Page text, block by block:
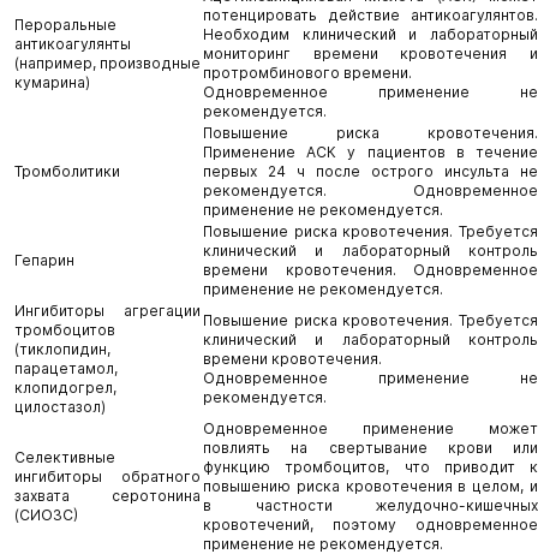
Пероральные
антикоагулянты
(например, производные
кумарина)
потенцировать действие антикоагулянтов.
Необходим клинический и лабораторный
мониторинг времени кровотечения и
протромбинового времени.
Одновременное применение не
рекомендуется.
Тромболитики
Повышение риска кровотечения.
Применение АСК у пациентов в течение
первых 24 ч после острого инсульта не
рекомендуется. Одновременное
применение не рекомендуется.
Гепарин
Повышение риска кровотечения. Требуется
клинический и лабораторный контроль
времени кровотечения. Одновременное
применение не рекомендуется.
Ингибиторы агрегации
тромбоцитов
(тиклопидин,
парацетамол,
клопидогрел,
цилостазол)
Повышение риска кровотечения. Требуется
клинический и лабораторный контроль
времени кровотечения.
Одновременное применение не
рекомендуется.
Селективные
ингибиторы обратного
захвата серотонина
(СИОЗС)
Одновременное применение может
повлиять на свертывание крови или
функцию тромбоцитов, что приводит к
повышению риска кровотечения в целом, и
в частности желудочно-кишечных
кровотечений, поэтому одновременное
применение не рекомендуется.